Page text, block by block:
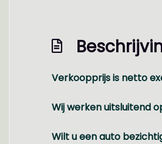
Verkoopprijs is netto
Wij werken uitsluitend
Wilt u een auto